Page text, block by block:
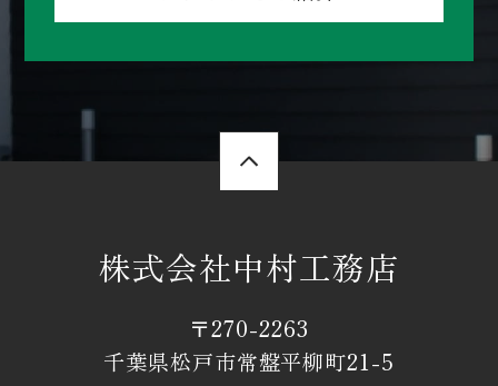
株式会社中村工務店
〒270-2263
千葉県松戸市常盤平柳町21-5